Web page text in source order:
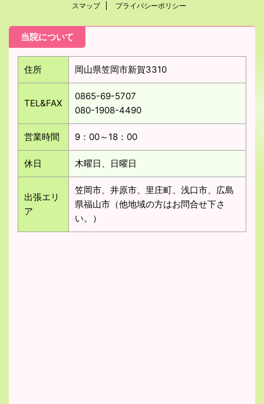
スマップ
プライバシーポリシー
当院について
住所 岡山県笠岡市新賀3310
TEL&FAX
0865-69-5707
080-1908-4490
営業時間 9：00～18：00
休日 木曜日、日曜日
出張エリ
ア
笠岡市、井原市、里庄町、浅口市、広島
県福山市（他地域の方はお問合せ下さ
い。）